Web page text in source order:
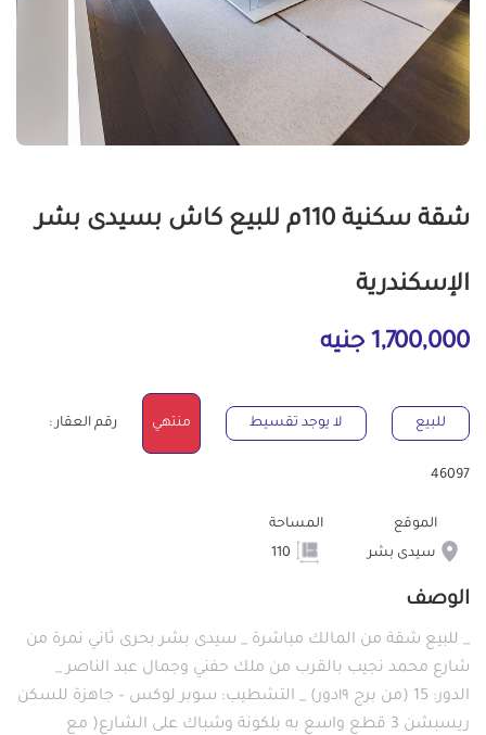
شقة سكنية 110م للبيع كاش بسيدى بشر
الإسكندرية
1,700,000 جنيه
للبيع لا يوجد تقسيط منتهي رقم العقار :
46097
الموقع
سيدى بشر
المساحة
الوصف
_ للبيع شقة من المالك مباشرة _ سيدى بشر بحرى ثاني نمرة من
شارع محمد نجيب بالقرب من ملك حفني وجمال عبد الناصر _
الدور: 15 (من برج ١٩دور) _ التشطيب: سوبر لوكس – جاهزة للسكن
ريسبشن 3 قطع واسع به بلكونة وشباك على الشارع( مع